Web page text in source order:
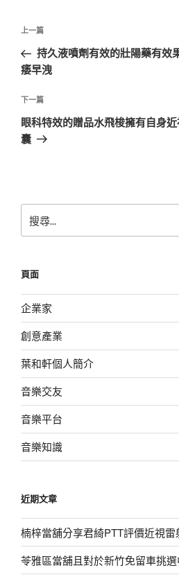
文
導
覽
上
一
篇
章
上一篇
持久液噴劑有效的壯陽藥有效
痿早洩
下
一
篇
下一篇
眼科特效的贈品水飛梭擁有自身
囊
尋
字:
頁面
企業家
創意產業
葉和軒個人簡介
音樂交友
音樂平台
音樂知識
近期文章
楠梓當舖分享君綺PTT評價近視
苓雅區當舖且對於新竹免留車挑